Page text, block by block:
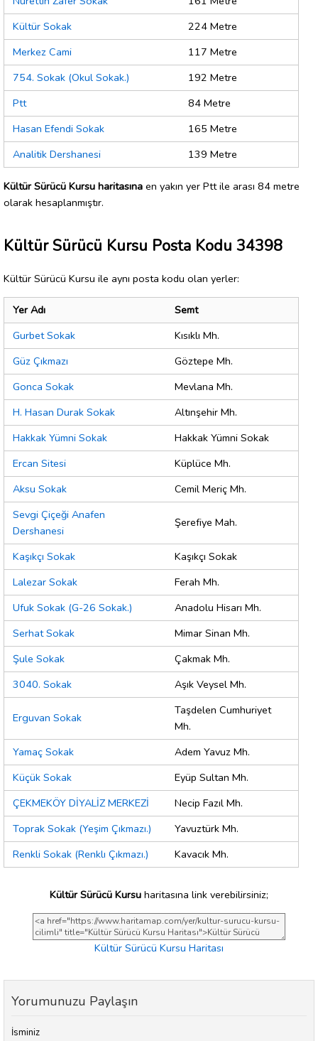
Kültür Sokak
224 Metre
Merkez Cami
117 Metre
754. Sokak (Okul Sokak.)
192 Metre
Ptt
84 Metre
Hasan Efendi Sokak
165 Metre
Analitik Dershanesi
139 Metre
Kültür Sürücü Kursu haritasına en yakın yer Ptt ile arası 84 metre
olarak hesaplanmıştır.
Kültür Sürücü Kursu Posta Kodu 34398
Kültür Sürücü Kursu ile aynı posta kodu olan yerler:
Yer Adı
Semt
Gurbet Sokak
Kısıklı Mh.
Güz Çıkmazı
Göztepe Mh.
Gonca Sokak
Mevlana Mh.
H. Hasan Durak Sokak
Altınşehir Mh.
Hakkak Yümni Sokak
Hakkak Yümni Sokak
Ercan Sitesi
Küplüce Mh.
Aksu Sokak
Cemil Meriç Mh.
Sevgi Çiçeği Anafen
Dershanesi
Şerefiye Mah.
Kaşıkçı Sokak
Kaşıkçı Sokak
Lalezar Sokak
Ferah Mh.
Ufuk Sokak (G-26 Sokak.)
Anadolu Hisarı Mh.
Serhat Sokak
Mimar Sinan Mh.
Şule Sokak
Çakmak Mh.
3040. Sokak
Aşık Veysel Mh.
Erguvan Sokak
Taşdelen Cumhuriyet
Mh.
Yamaç Sokak
Adem Yavuz Mh.
Küçük Sokak
Eyüp Sultan Mh.
ÇEKMEKÖY DİYALİZ MERKEZİ
Necip Fazıl Mh.
Toprak Sokak (Yeşim Çıkmazı.)
Yavuztürk Mh.
Renkli Sokak (Renklı Çıkmazı.)
Kavacık Mh.
Kültür Sürücü Kursu haritasına link verebilirsiniz;
Kültür Sürücü Kursu Haritası
Yorumunuzu Paylaşın
İsminiz